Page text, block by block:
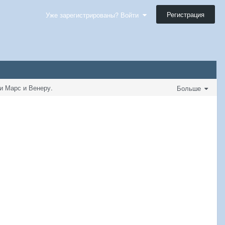
Уже зарегистрированы? Войти Регистрация
Больше
Марс и Венеру.